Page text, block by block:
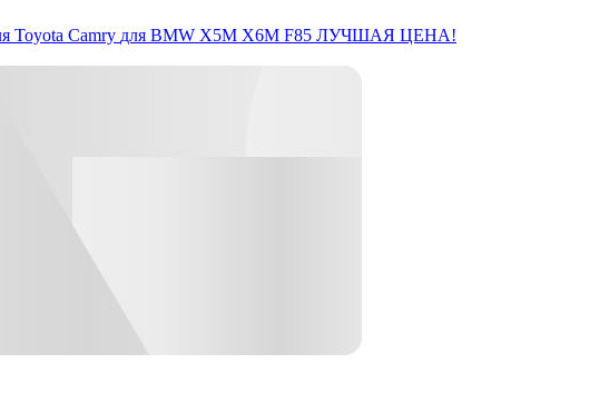
Toyota Camry для BMW X5M X6M F85 ЛУЧШАЯ ЦЕНА!